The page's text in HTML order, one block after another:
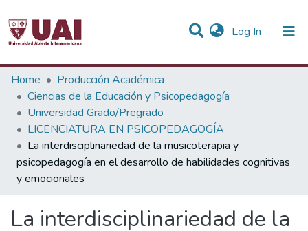
Log In (current)
Statistics
Communities & Collections
All of DSpace
Home
Producción Académica
Ciencias de la Educación y Psicopedagogía
Universidad Grado/Pregrado
LICENCIATURA EN PSICOPEDAGOGÍA
La interdisciplinariedad de la musicoterapia y
psicopedagogía en el desarrollo de habilidades cognitivas
y emocionales
La interdisciplinariedad de la